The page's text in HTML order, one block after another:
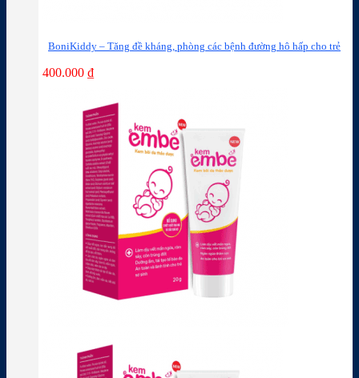
BoniKiddy – Tăng đề kháng, phòng các bệnh đường hô hấp cho trẻ
400.000 ₫